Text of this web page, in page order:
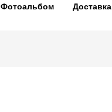
Фотоальбом Доставка